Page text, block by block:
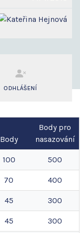
ODHLÁŠENÍ
Body
Body pro
nasazování
100 500
70 400
45 300
45 300